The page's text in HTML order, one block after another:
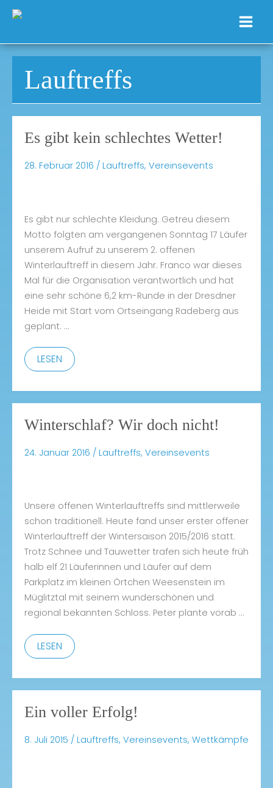
Zum
Inhalt
Lauftreffs
Es gibt kein schlechtes Wetter!
28. Februar 2016 / Lauftreffs, Vereinsevents
Es gibt nur schlechte Kleidung. Getreu diesem
Motto folgten am vergangenen Sonntag 17 Läufer
unserem Aufruf zu unserem 2. offenen
Winterlauftreff in diesem Jahr. Franco war dieses
Mal für die Organisation verantwortlich und hat
eine sehr schöne 6,2 km-Runde in der Dresdner
Heide mit Start vom Ortseingang Radeberg aus
geplant. …
Es
gibt
kein
Wetter!
LESEN
Winterschlaf? Wir doch nicht!
24. Januar 2016 / Lauftreffs, Vereinsevents
Unsere offenen Winterlauftreffs sind mittlerweile
schon traditionell. Heute fand unser erster offener
Winterlauftreff der Wintersaison 2015/2016 statt.
Trotz Schnee und Tauwetter trafen sich heute früh
halb elf 21 Läuferinnen und Läufer auf dem
Parkplatz im kleinen Örtchen Weesenstein im
Müglitztal mit seinem wunderschönen und
regional bekannten Schloss. Peter plante vorab …
Winterschlaf?
Wir
doch
LESEN
Ein voller Erfolg!
8. Juli 2015 / Lauftreffs, Vereinsevents, Wettkämpfe